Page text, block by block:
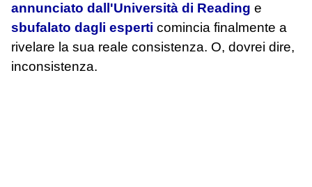
annunciato dall'Università di Reading e
sbufalato dagli esperti comincia finalmente a
rivelare la sua reale consistenza. O, dovrei dire,
inconsistenza.